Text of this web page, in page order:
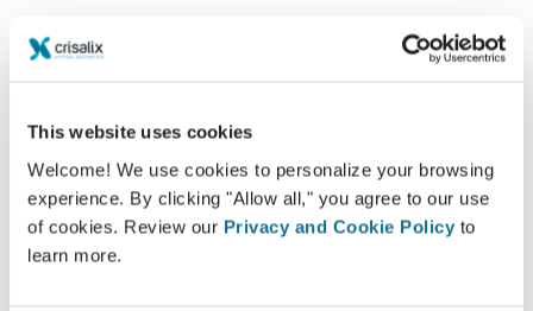
This website uses cookies
Welcome! We use cookies to personalize your browsing
experience. By clicking "Allow all," you agree to our use
of cookies. Review our Privacy and Cookie Policy to
learn more.
患者様へのケアを高めましょう
るものです。